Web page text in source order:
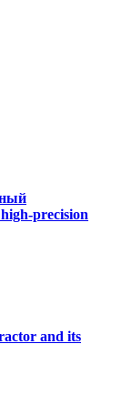
precision
and its